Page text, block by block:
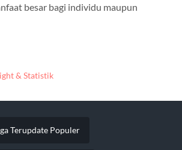
besar bagi individu maupun
& Statistik
Terupdate Populer